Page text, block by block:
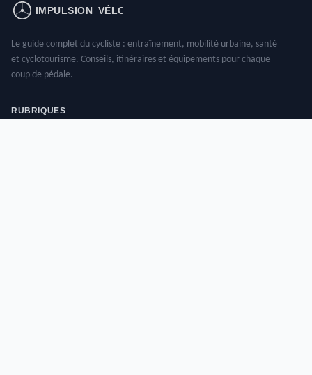
Le guide complet du cycliste : entraînement, mobilité urbaine, santé
et cyclotourisme. Conseils, itinéraires et équipements pour chaque
coup de pédale.
RUBRIQUES